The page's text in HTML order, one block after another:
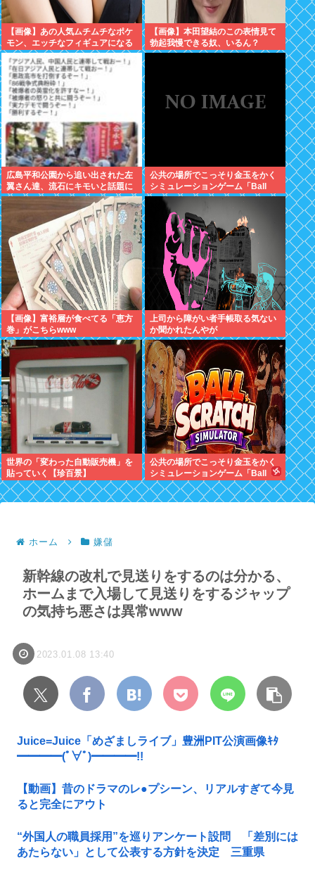
【画像】あの人気ムチムチなポケ
モン、エッチなフィギュアになる
【画像】本田望結のこの表情見て
勃起我慢できる奴、いるん？
広島平和公園から追い出された左
翼さん達、流石にキモいと話題に
公共の場所でこっそり金玉をかく
シミュレーションゲーム「Ball
Scratch Simulator」がSteamで
発表される
【画像】富裕層が食べてる「恵方
巻」がこちらwww
上司から障がい者手帳取る気ない
か聞かれたんやが
世界の「変わった自動販売機」を
貼っていく【珍百景】
公共の場所でこっそり金玉をかく
シミュレーションゲーム「Ball
Scratch Simulator」がSteamで
発表される
ホーム 嫌儲
新幹線の改札で見送りをするのは分かる、
ホームまで入場して見送りをするジャップ
の気持ち悪さは異常www
2023.01.08 13:40
Juice=Juice「めざましライブ」豊洲PIT公演画像ｷﾀ
━━━━(ﾟ∀ﾟ)━━━━!!
【動画】昔のドラマのレ●プシーン、リアルすぎて今見
ると完全にアウト
“外国人の職員採用”を巡りアンケート設問 「差別には
あたらない」として公表する方針を決定 三重県